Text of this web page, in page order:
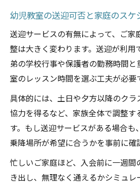
幼児教室の送迎可否と家庭のスケ
送迎サービスの有無によって、ご家
整は大きく変わります。送迎が利用
弟の学校行事や保護者の勤務時間
室のレッスン時間を選ぶ工夫が必要
具体的には、土日や夕方以降のク
協力を得るなど、家族全体で調整す
す。もし送迎サービスがある場合も
乗降場所が希望に合うかを事前に確
忙しいご家庭ほど、入会前に一週間
き出し、無理なく通えるかシミュ